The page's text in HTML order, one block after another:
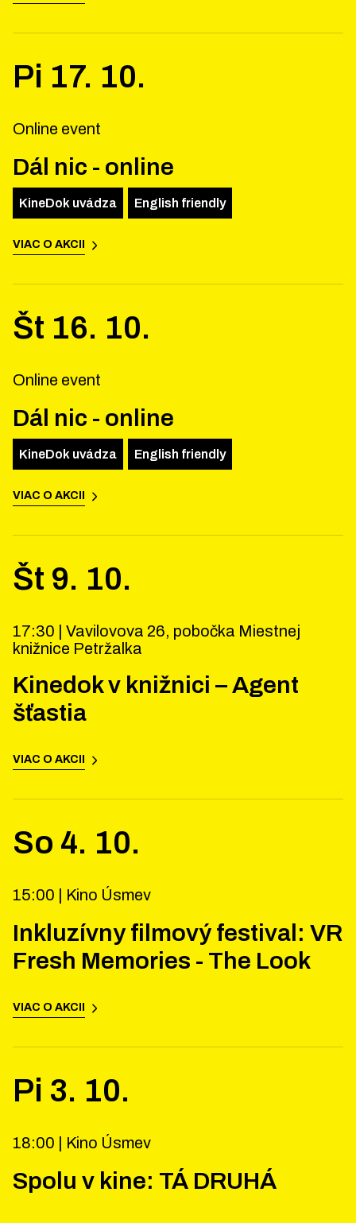
Pi 17. 10.
Online event
Dál nic - online
KineDok uvádza English friendly
VIAC O AKCII
Št 16. 10.
Online event
Dál nic - online
KineDok uvádza English friendly
VIAC O AKCII
Št 9. 10.
17:30 | Vavilovova 26, pobočka Miestnej
knižnice Petržalka
Kinedok v knižnici – Agent
šťastia
VIAC O AKCII
So 4. 10.
15:00 | Kino Úsmev
Inkluzívny filmový festival: VR
Fresh Memories - The Look
VIAC O AKCII
Pi 3. 10.
18:00 | Kino Úsmev
Spolu v kine: TÁ DRUHÁ